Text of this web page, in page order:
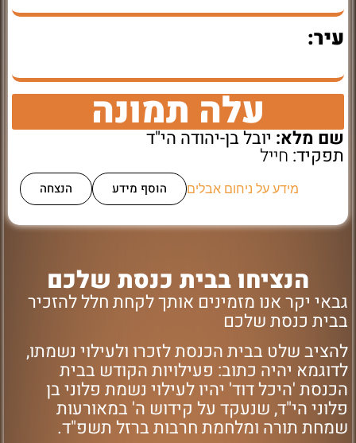
עיר:
עלה תמונה
שם מלא:יובל בן-יהודה הי"ד
תפקיד: חייל
מידע על ניחום אבלים הוסף מידע הנצחה
הנציחו בבית כנסת שלכם
גבאי יקר אנו מזמינים אותך לקחת חלל להזכיר
בבית כנסת שלכם
להציב שלט בבית הכנסת לזכרו ולעילוי נשמתו,
לדוגמא יהיה כתוב: פעילויות הקודש בבית
הכנסת 'היכל דוד' יהיו לעילוי נשמת פלוני בן
פלוני הי"ד, שנעקד על קידוש ה' במאורעות
שמחת תורה ומלחמת חרבות ברזל תשפ"ד.